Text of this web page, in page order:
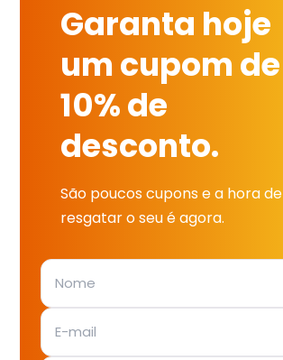
Garanta hoje
um cupom de
10% de
desconto.
São poucos cupons e a hora de
resgatar o seu é agora.